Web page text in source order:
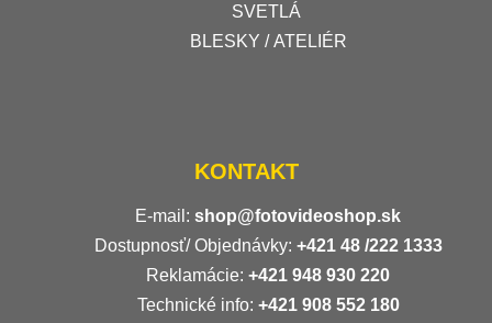
SVETLÁ
BLESKY / ATELIÉR
KONTAKT
E-mail: shop@fotovideoshop.sk
Dostupnosť/ Objednávky: +421 48 /222 1333
Reklamácie: +421 948 930 220
Technické info: +421 908 552 180